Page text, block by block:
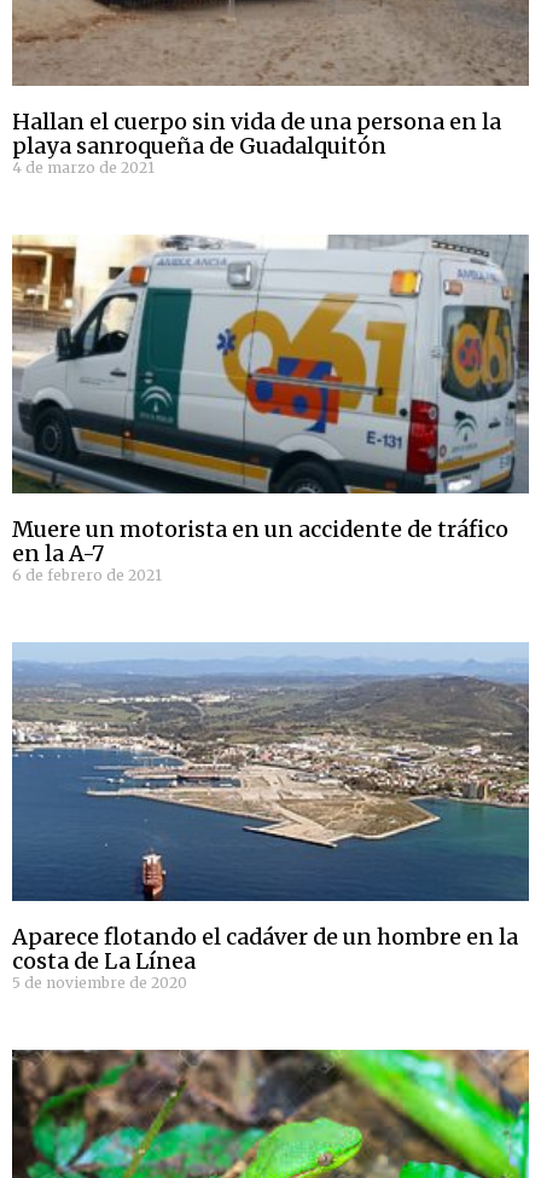
Hallan el cuerpo sin vida de una persona en la
playa sanroqueña de Guadalquitón
4 de marzo de 2021
Muere un motorista en un accidente de tráfico
en la A-7
6 de febrero de 2021
Aparece flotando el cadáver de un hombre en la
costa de La Línea
5 de noviembre de 2020